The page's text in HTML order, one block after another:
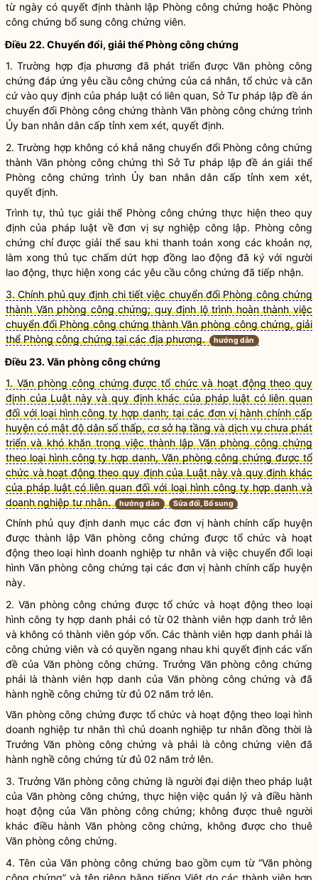
từ ngày có quyết định thành lập Phòng công chứng hoặc Phòng
công chứng bổ sung công chứng viên.
Điều 22. Chuyển đổi, giải thể Phòng công chứng
1. Trường hợp địa phương đã phát triển được Văn phòng công
chứng đáp ứng yêu cầucông chứng của cá nhân, tổ chức và căn
cứ vào quy định của pháp luật có liên quan, Sở Tư pháp lập đề án
chuyển đổi Phòng công chứng thành Văn phòng công chứng trình
Ủy ban nhân dân cấp tỉnh xem xét, quyết định.
2. Trường hợp không có khả năng chuyển đổi Phòng công chứng
thành Văn phòng công chứng thì Sở Tư pháp lập đề án giải thể
Phòng công chứng trình Ủy ban nhân dân cấp tỉnh xem xét,
quyết định.
Trình tự, thủ tục giải thể Phòng công chứng thực hiện theo quy
định của pháp luật về đơn vị sự nghiệp công lập. Phòng công
chứng chỉ được giải thể sau khi thanh toán xong các khoản nợ,
làm xong thủ tục chấm dứt hợp đồng lao động đã ký với người
lao động, thực hiện xong các yêu cầu công chứng đã tiếp nhận.
3. Chính phủ quy định chi tiết việc chuyển đổi Phòng công chứng
thành Văn phòng công chứng; quy định lộ trình hoàn thành việc
chuyển đổi Phòng công chứng thành Văn phòng công chứng, giải
thể Phòng công chứng tạicác địa phương. hướng dẫn
Điều 23. Văn phòng công chứng
1. Văn phòng công chứng được tổ chức và hoạt động theo quy
định của Luật này và quy định khác của pháp luật có liên quan
đối với loại hình công ty hợp danh; tại các đơn vị hành chính cấp
huyện có mật độ dân số thấp, cơ sở hạ tầng và dịch vụ chưa phát
triển và khó khăn trong việc thành lập Văn phòng công chứng
theo loại hình công ty hợp danh, Văn phòng công chứng được tổ
chức và hoạt động theo quy định của Luật này và quy định khác
của pháp luật có liên quan đối với loại hình công ty hợp danh và
doanh nghiệp tư nhân.
hướng dẫn Sửa đổi, Bổ sung
Chính phủ quy định danh mục các đơn vị hành chính cấp huyện
được thành lập Văn phòngcông chứng được tổ chức và hoạt
động theo loại hình doanh nghiệp tư nhân và việc chuyển đổi loại
hình Văn phòng công chứng tại các đơn vị hành chính cấp huyện
này.
2. Văn phòng công chứng được tổ chức và hoạt động theo loại
hình công ty hợp danh phải có từ 02 thành viên hợp danh trở lên
và không có thành viên góp vốn. Các thành viên hợp danh phải là
công chứng viên và có quyền ngang nhau khi quyết định các vấn
đề của Văn phòng công chứng. Trưởng Văn phòng công chứng
phải là thành viên hợp danh của Văn phòng công chứng và đã
hành nghề công chứng từ đủ 02 năm trở lên.
Văn phòng công chứng được tổ chức và hoạt động theo loại hình
doanh nghiệp tư nhân thì chủ doanh nghiệp tư nhân đồng thời là
Trưởng Văn phòng công chứng và phải là công chứng viênđã
hành nghề công chứng từ đủ 02 năm trở lên.
3. Trưởng Văn phòng công chứng là người đại diện theo pháp luật
của Văn phòng công chứng, thực hiện việc quản lý và điều hành
hoạt động của Văn phòng công chứng; không được thuê người
khác điều hành Văn phòng công chứng, không được cho thuê
Văn phòng công chứng.
4. Tên của Văn phòng công chứng bao gồm cụm từ “Văn phòng
công chứng” và tên riêng bằng tiếng Việt do các thành viên hợp